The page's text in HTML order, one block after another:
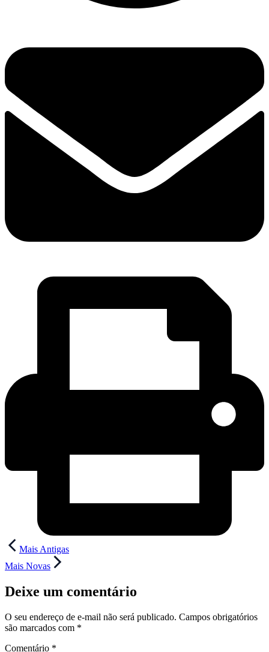
Navegação
de
Mais Antigas
Mais Novas
Deixe um comentário
O seu endereço de e-mail não será publicado. Campos obrigatórios
são marcados com *
Comentário *